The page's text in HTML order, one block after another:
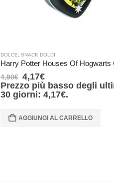
DOLCE, SNACK DOLCI
4,90€ 4,17€
Prezzo più basso degli
30 giorni: 4,17€.
AGGIUNGI AL CARRELLO